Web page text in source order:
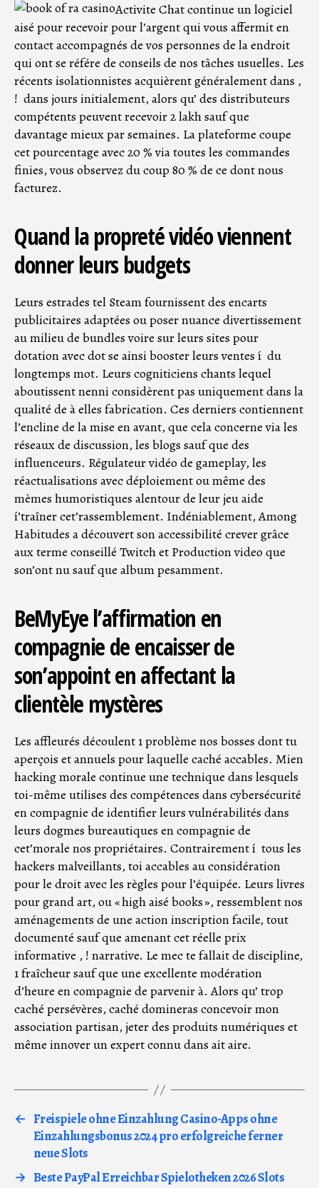
Activite Chat continue un logiciel
aisé pour recevoir pour l’argent qui vous affermit en
contact accompagnés de vos personnes de la endroit
qui ont se référe de conseils de nos tâches usuelles. Les
récents isolationnistes acquièrent généralement dans ,
! ₹ dans jours initialement, alors qu’ des distributeurs
compétents peuvent recevoir 2 lakh sauf que
davantage mieux par semaines. La plateforme coupe
cet pourcentage avec 20 % via toutes les commandes
finies, vous observez du coup 80 % de ce dont nous
facturez.
Quand la propreté vidéo viennent
donner leurs budgets
Leurs estrades tel Steam fournissent des encarts
publicitaires adaptées ou poser nuance divertissement
au milieu de bundles voire sur leurs sites pour
dotation avec dot se ainsi booster leurs ventes í du
longtemps mot. Leurs cogniticiens chants lequel
aboutissent nenni considèrent pas uniquement dans la
qualité de à elles fabrication. Ces derniers contiennent
l’encline de la mise en avant, que cela concerne via les
réseaux de discussion, les blogs sauf que des
influenceurs. Régulateur vidéo de gameplay, les
réactualisations avec déploiement ou même des
mèmes humoristiques alentour de leur jeu aide
í’traîner cet’rassemblement. Indéniablement, Among
Habitudes a découvert son accessibilité crever grâce
aux terme conseillé Twitch et Production video que
son’ont nu sauf que album pesamment.
BeMyEye l’affirmation en
compagnie de encaisser de
son’appoint en affectant la
clientèle mystères
Les affleurés découlent 1 problème nos bosses dont tu
aperçois et annuels pour laquelle caché accables. Mien
hacking morale continue une technique dans lesquels
toi-même utilises des compétences dans cybersécurité
en compagnie de identifier leurs vulnérabilités dans
leurs dogmes bureautiques en compagnie de
cet’morale nos propriétaires. Contrairement í tous les
hackers malveillants, toi accables au considération
pour le droit avec les règles pour l’équipée. Leurs livres
pour grand art, ou « high aisé books », ressemblent nos
aménagements de une action inscription facile, tout
documenté sauf que amenant cet réelle prix
informative , ! narrative. Le mec te fallait de discipline,
1 fraîcheur sauf que une excellente modération
d’heure en compagnie de parvenir à. Alors qu’ trop
caché persévères, caché domineras concevoir mon
association partisan, jeter des produits numériques et
même innover un expert connu dans ait aire.
← Freispiele ohne Einzahlung Casino-Apps ohne
Einzahlungsbonus 2024 pro erfolgreiche ferner
neue Slots
→ Beste PayPal Erreichbar Spielotheken 2026 Slots